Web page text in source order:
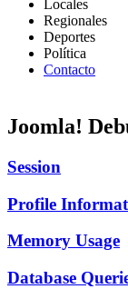
Locales
Regionales
Deportes
Política
Contacto
Joomla!
Session
Profile
Memory Usage
Database